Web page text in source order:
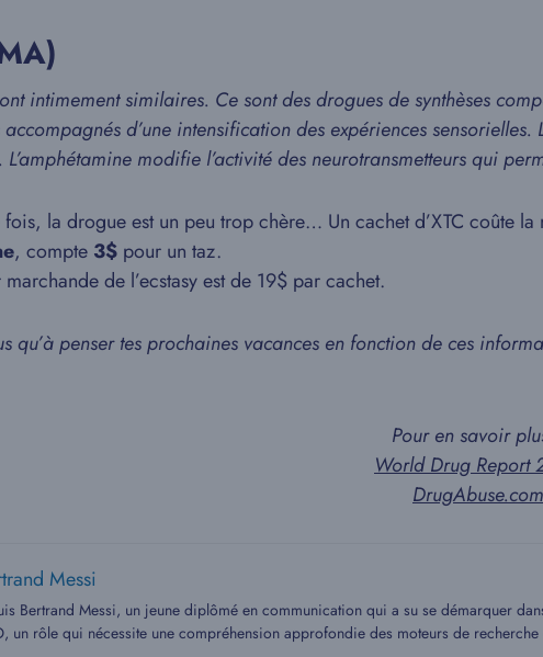
intimement similaires. Ce sont des drogues de synthèses
d’une intensification des expériences
modifie l’activité des neurotransmetteurs qui
la drogue est un peu trop chère… Un cachet d’XTC coûte
, compte 3$ pour un taz.
de l’ecstasy est de 19$ par cachet.
qu’à penser tes prochaines vacances en fonction de ces
Pour en savoir
World Drug Report
DrugAbuse.com
Messi
Bertrand Messi, un jeune diplômé en communication qui a su se démarquer
un rôle qui nécessite une compréhension approfondie des moteurs de